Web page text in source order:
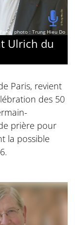
photo : Trung Hieu Do
Ulrich du
Paris, revient
des 50
prière pour
la possible